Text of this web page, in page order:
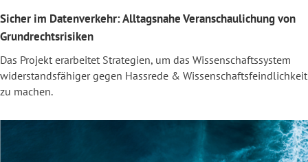
Sicher im Datenverkehr: Alltagsnahe Veranschaulichung von
Grundrechtsrisiken
Das Projekt erarbeitet Strategien, um das Wissenschaftssystem
widerstandsfähiger gegen Hassrede & Wissenschaftsfeindlichkeit
zu machen.